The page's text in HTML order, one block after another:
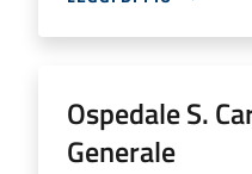
Ospedale S.
Generale